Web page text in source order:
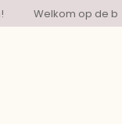
Welkom op de blog